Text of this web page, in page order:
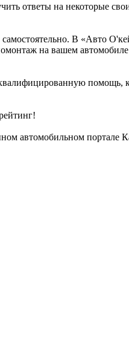
ответы на некоторые
В «Авто
на вашем автомобиле
помощь,
автомобильном портале